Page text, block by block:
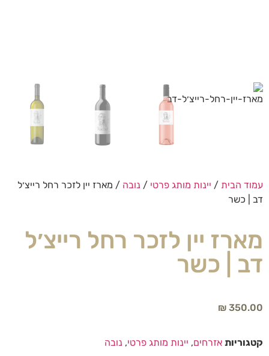
עמוד הבית / יינות מותג פרטי / נובה / מארז יין לזכר רחל רייצ׳ל
דב | כשר
מארז יין לזכר רחל רייצ׳ל
דב | כשר
₪ 350.00
קטגוריות אזרחים, יינות מותג פרטי, נובה